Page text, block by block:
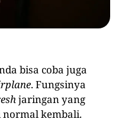
bisa coba juga
. Fungsinya
jaringan yang
normal kembali.